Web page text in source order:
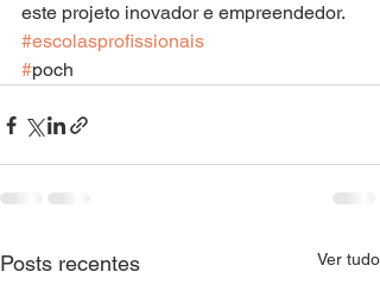
este projeto inovador e empreendedor.
#escolasprofissionais
#poch
Posts recentes Ver tudo